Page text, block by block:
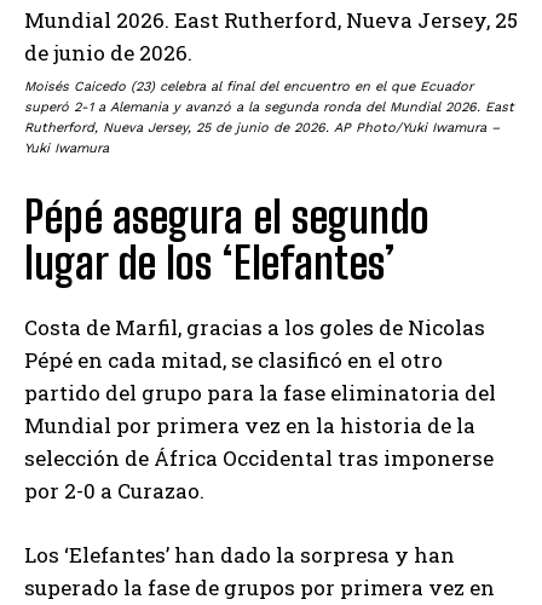
Moisés Caicedo (23) celebra al final del encuentro en el que Ecuador
superó 2-1 a Alemania y avanzó a la segunda ronda del Mundial 2026. East
Rutherford, Nueva Jersey, 25 de junio de 2026. AP Photo/Yuki Iwamura –
Yuki Iwamura
Pépé asegura el segundo
lugar de los ‘Elefantes’
Costa de Marfil, gracias a los goles de Nicolas
Pépé en cada mitad, se clasificó en el otro
partido del grupo para la fase eliminatoria del
Mundial por primera vez en la historia de la
selección de África Occidental tras imponerse
por 2-0 a Curazao.
Los ‘Elefantes’ han dado la sorpresa y han
superado la fase de grupos por primera vez en